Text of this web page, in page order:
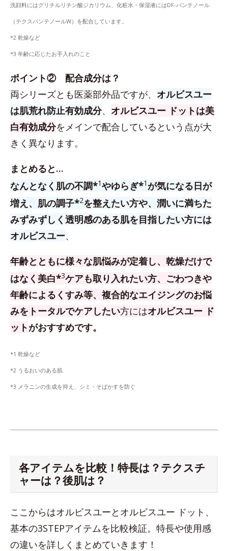
洗顔料にはグリチルリチン酸ジカリウム、化粧水・保湿液にはDF-パンテノール
（テクスパンテノールW）を配合しています。
*2 乾燥など
*3 年齢に応じたお手入れのこと
ポイント② 配合成分は？
両シリーズとも医薬部外品ですが、 オルビスユー
は肌荒れ防止有効成分、 オルビスユー ドットは美
白有効成分をメインで配合しているという点が大
きく異なります。
まとめると…
なんとなく肌の不調*1やゆらぎ*1 が気になる日が
増え、肌の調子*2を整えたい方や、潤いに満ちた
みずみずしく透明感のある肌を目指したい方には
オルビスユー、
年齢とともに様々な肌悩みが定着し、乾燥だけで
はなく美白*3ケアも取り入れたい方、 ごわつきや
年齢によるくすみ等、複合的なエイジングのお悩
みをトータルでケアしたい方にはオルビスユー ド
ットがおすすめです。
*1 乾燥など
*2 うるおいのある肌
*3 メラニンの生成を抑え、シミ・そばかすを防ぐ
各アイテムを比較！特長は？テクスチ
ャーは？後肌は？
ここからはオルビスユーとオルビスユー ドット、
基本の3STEPアイテムを比較検証。特長や使用感
の違いを詳しくまとめていきます！